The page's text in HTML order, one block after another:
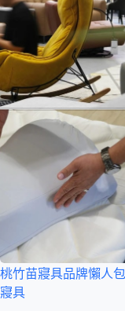
桃竹苗寢具品牌懶人
寢具